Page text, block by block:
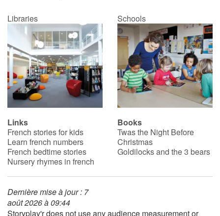
Libraries Schools
Links
French stories for kids
Learn french numbers
French bedtime stories
Nursery rhymes in french
Books
Twas the Night Before
Christmas
Goldilocks and the 3 bears
Dernière mise à jour : 7
août 2026 à 09:44
Storyplay'r does not use any audience measurement or